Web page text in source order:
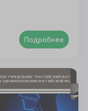
Подробнее